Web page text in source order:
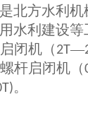
北方水利
水利建设
闭机（ 2T—
杆启闭机（
。